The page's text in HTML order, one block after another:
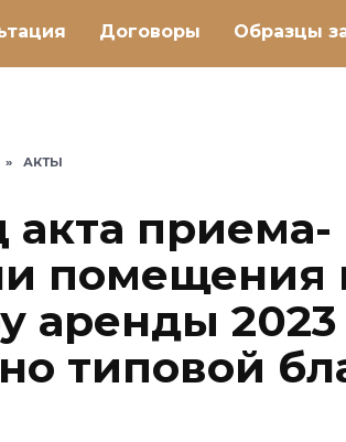
Договоры Образцы
» АКТЫ
акта приема-
помещения
аренды 2023
типовой